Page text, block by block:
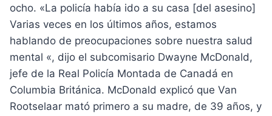
ocho. «La policía había ido a su casa [del asesino]
Varias veces en los últimos años, estamos
hablando de preocupaciones sobre nuestra salud
mental «, dijo el subcomisario Dwayne McDonald,
jefe de la Real Policía Montada de Canadá en
Columbia Británica. McDonald explicó que Van
Rootselaar mató primero a su madre, de 39 años, y